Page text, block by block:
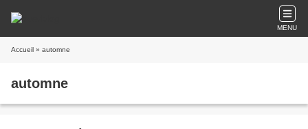
MENU
Accueil » automne
automne